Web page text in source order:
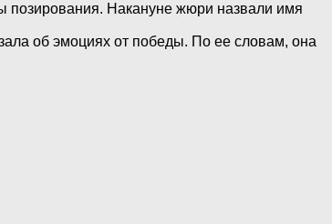
позирования. Накануне жюри назвали имя
об эмоциях от победы. По ее словам, она